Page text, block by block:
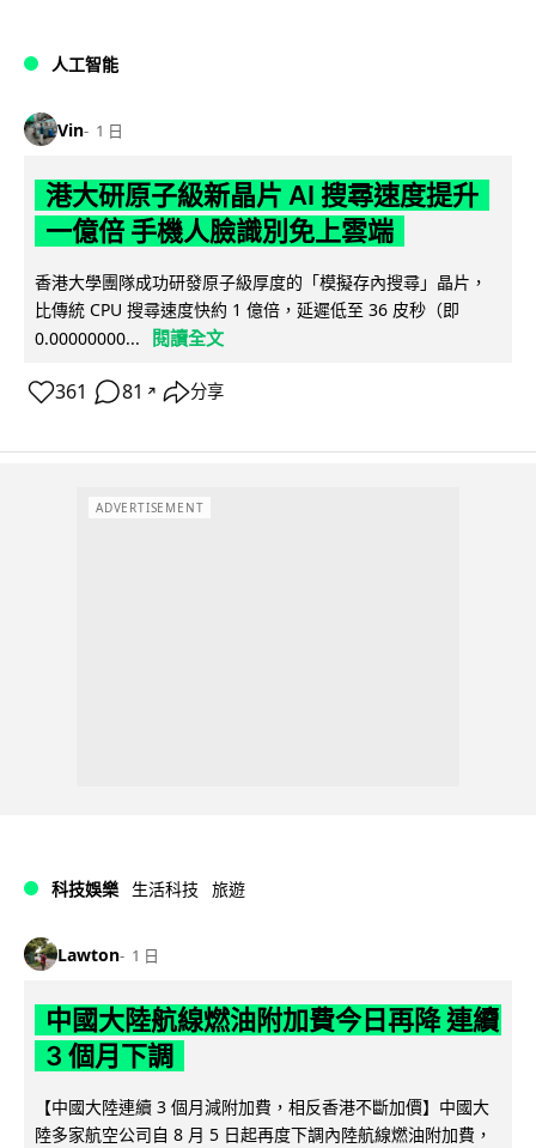
人工智能
Vin 1 日
港大研原子級新晶片 AI 搜尋速度提升
一億倍 手機人臉識別免上雲端
香港大學團隊成功研發原子級厚度的「模擬存內搜尋」晶片，
比傳統 CPU 搜尋速度快約 1 億倍，延遲低至 36 皮秒（即
0.00000000...
閱讀全文
361 81 ↗ 分享
ADVERTISEMENT
科技娛樂 生活科技 旅遊
Lawton 1 日
中國大陸航線燃油附加費今日再降 連續
3 個月下調
【中國大陸連續 3 個月減附加費，相反香港不斷加價】中國大
陸多家航空公司自 8 月 5 日起再度下調內陸航線燃油附加費，